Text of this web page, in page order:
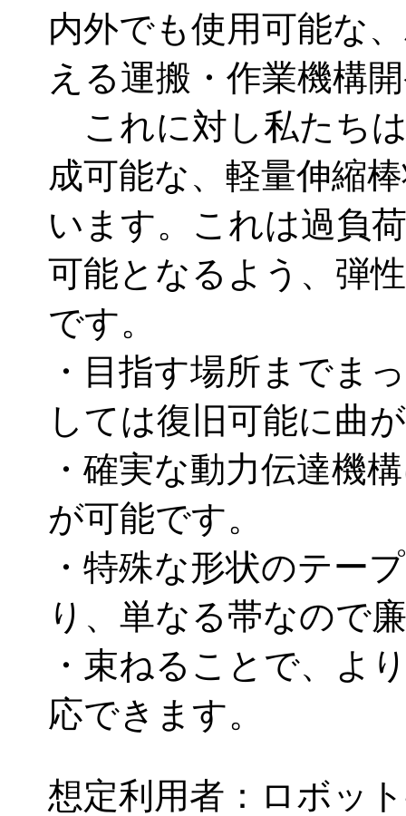
内外でも使用可能な
える運搬・作業機構
これに対し私たち
成可能な、軽量伸縮
います。これは過負
可能となるよう、弾
です。
・目指す場所までま
しては復旧可能に曲
・確実な動力伝達機
が可能です。
・特殊な形状のテー
り、単なる帯なので
・束ねることで、よ
応できます。
想定利用者：ロボッ